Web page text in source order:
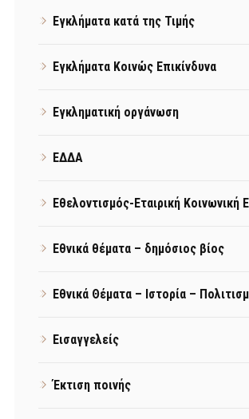
Εγκλήματα κατά της Τιμής
Εγκλήματα Κοινώς Επικίνδυνα
Εγκληματική οργάνωση
ΕΔΔΑ
Εθελοντισμός-Εταιρική Κοινωνική
Εθνικά θέματα – δημόσιος βίος
Εθνικά Θέματα – Ιστορία –
Εισαγγελείς
Έκτιση ποινής